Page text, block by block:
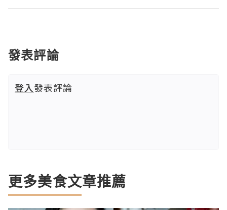
發表評論
登入發表評論
更多美食文章推薦